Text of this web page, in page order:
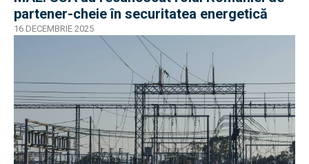
partener-cheie în securitatea energetică
16 DECEMBRIE 2025